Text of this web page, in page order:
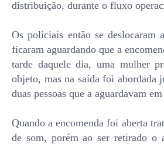
distribuição, durante o fluxo
Os policiais então se deslocaram
ficaram aguardando que a
tarde daquele dia, uma mulher
objeto, mas na saída foi abordada
duas pessoas que a aguardavam
Quando a encomenda foi aberta
de som, porém ao ser retirado o